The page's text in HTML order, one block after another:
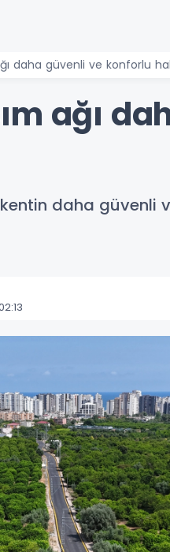
daha güvenli ve konforlu
ağı
daha güvenli